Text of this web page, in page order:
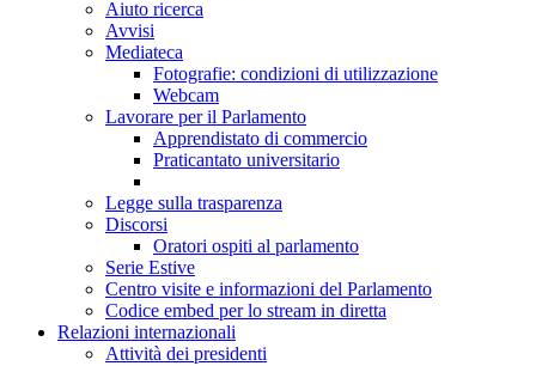
Aiuto ricerca
Avvisi
Mediateca
Fotografie: condizioni di utilizzazione
Webcam
Lavorare per il Parlamento
Apprendistato di commercio
Praticantato universitario
Legge sulla trasparenza
Discorsi
Oratori ospiti al parlamento
Serie Estive
Centro visite e informazioni del Parlamento
Codice embed per lo stream in diretta
Relazioni internazionali
Attività dei presidenti